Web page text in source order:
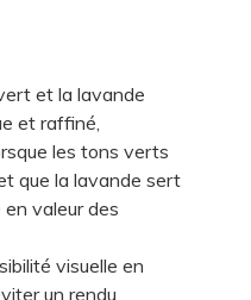
et la lavande
et raffiné,
les tons verts
que la lavande sert
valeur des
visuelle en
un rendu